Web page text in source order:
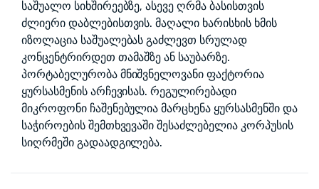
საშუალო სიხშირეებზე, ასევე ღრმა ბასისთვის
ძლიერი დაბლებისთვის. მაღალი ხარისხის ხმის
იზოლაცია საშუალებას გაძლევთ სრულად
კონცენტრირდეთ თამაშზე ან საუბარზე.
პორტაბელურობა მნიშვნელოვანი ფაქტორია
ყურსასმენის არჩევისას. რეგულირებადი
მიკროფონი ჩაშენებულია მარცხენა ყურსასმენში და
საჭიროების შემთხვევაში შესაძლებელია კორპუსის
სიღრმეში გადაადგილება.